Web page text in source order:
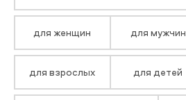
для женщин для мужчин
для взрослых для детей